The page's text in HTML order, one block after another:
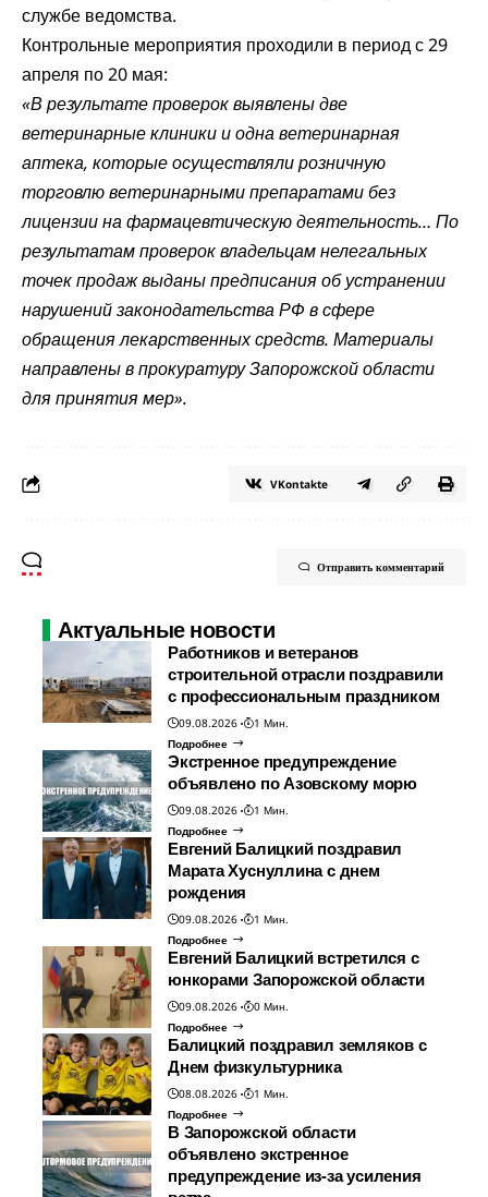
службе ведомства.
Контрольные мероприятия проходили в период с 29
апреля по 20 мая:
«В результате проверок выявлены две
ветеринарные клиники и одна ветеринарная
аптека, которые осуществляли розничную
торговлю ветеринарными препаратами без
лицензии на фармацевтическую деятельность… По
результатам проверок владельцам нелегальных
точек продаж выданы предписания об устранении
нарушений законодательства РФ в сфере
обращения лекарственных средств. Материалы
направлены в прокуратуру Запорожской области
для принятия мер».
VKontakte
Отправить комментарий
Актуальные новости
Работников и ветеранов
строительной отрасли поздравили
с профессиональным праздником
09.08.2026
1 Мин.
Подробнее
Экстренное предупреждение
объявлено по Азовскому морю
09.08.2026
1 Мин.
Подробнее
Евгений Балицкий поздравил
Марата Хуснуллина с днем
рождения
09.08.2026
1 Мин.
Подробнее
Евгений Балицкий встретился с
юнкорами Запорожской области
09.08.2026
0 Мин.
Подробнее
Балицкий поздравил земляков с
Днем физкультурника
08.08.2026
1 Мин.
Подробнее
В Запорожской области
объявлено экстренное
предупреждение из-за усиления